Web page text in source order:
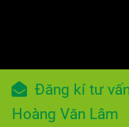
Đăng kí tư
Hoàng Văn Lâm